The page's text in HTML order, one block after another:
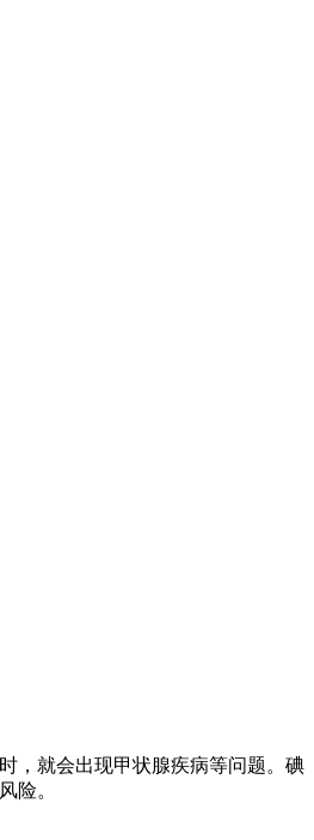
，就会出现甲状腺疾病等问题。碘
险。